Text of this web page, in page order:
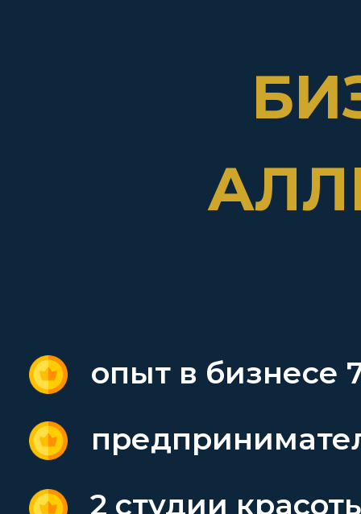
опыт в бизнесе
2 студии